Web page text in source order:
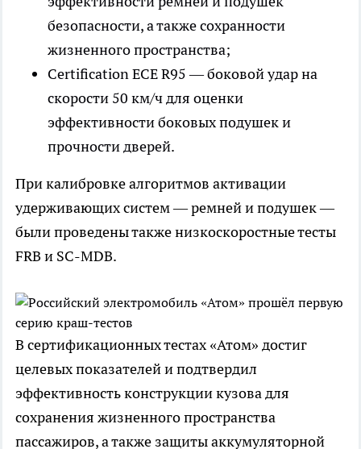
безопасности, а также сохранности
жизненного пространства;
Certification ECE R95 — боковой удар на
скорости 50 км/ч для оценки
эффективности боковых подушек и
прочности дверей.
При калибровке алгоритмов активации
удерживающих систем — ремней и подушек —
были проведены также низкоскоростные тесты
FRB и SC-MDB.
В сертификационных тестах «Атом» достиг
целевых показателей и подтвердил
эффективность конструкции кузова для
сохранения жизненного пространства
пассажиров, а также защиты аккумуляторной